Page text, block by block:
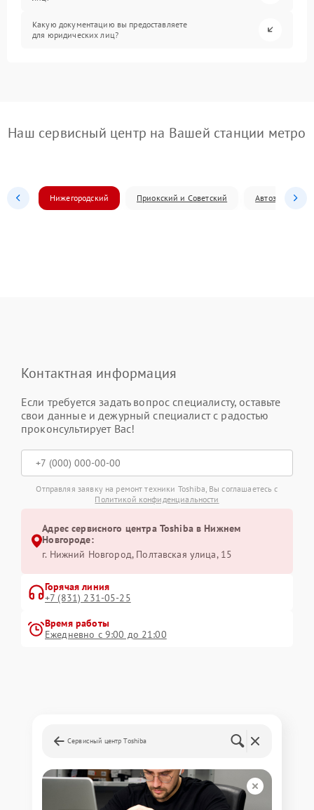
Какую документацию вы предоставляете
для юридических лиц?
Наш сервисный центр на Вашей станции метро
Нижегородский Приокский и Советский Автозаводский
Контактная информация
Если требуется задать вопрос специалисту, оставьте
свои данные и дежурный специалист с радостью
проконсультирует Вас!
Отправляя заявку на ремонт техники Toshiba, Вы соглашаетесь с
Политикой конфиденциальности
Адрес сервисного центра Toshiba в Нижнем
Новгороде:
г. Нижний Новгород, Полтавская улица, 15
Горячая линия
+7 (831) 231-05-25
Время работы
Ежедневно с 9:00 до 21:00
Сервисный центр Toshiba